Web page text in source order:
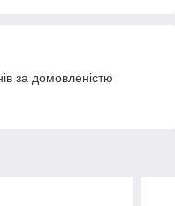
за домовленістю